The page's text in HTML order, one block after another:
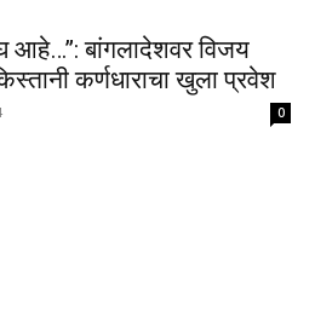
आहे…”: बांगलादेशवर विजय
कर्णधाराचा खुला प्रवेश
0